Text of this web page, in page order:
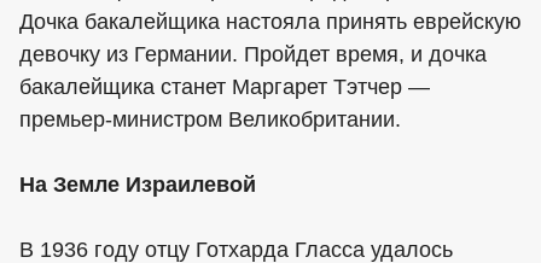
Дочка бакалейщика настояла принять еврейскую
девочку из Германии. Пройдет время, и дочка
бакалейщика станет Маргарет Тэтчер —
премьер-министром Великобритании.
На Земле Израилевой
В 1936 году отцу Готхарда Гласса удалось